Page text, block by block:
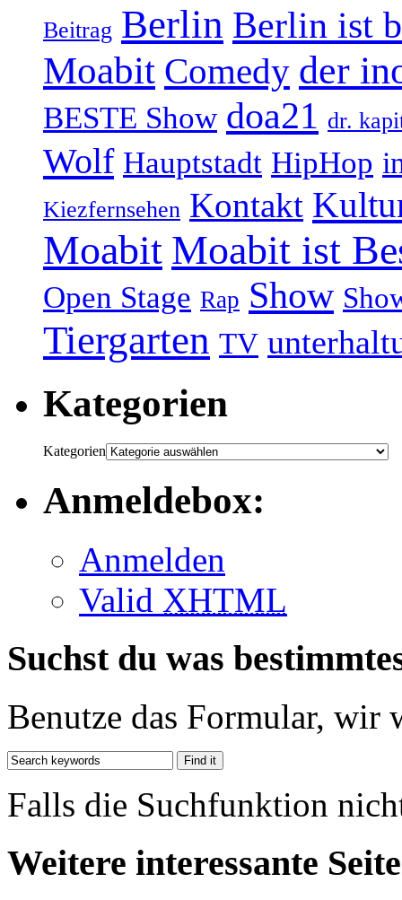
Beitrag Berlin Berlin ist
Moabit Comedy der
BESTE Show doa21 dr.
Wolf Hauptstadt HipHop
Kiezfernsehen Kontakt
Moabit Moabit ist
Open Stage Rap Show
Tiergarten TV
Kategorien
Kategorien
Anmeldebox:
Anmelden
Valid XHTML
Suchst du was
Benutze das Formular, wir
Falls die Suchfunktion
Weitere interessante